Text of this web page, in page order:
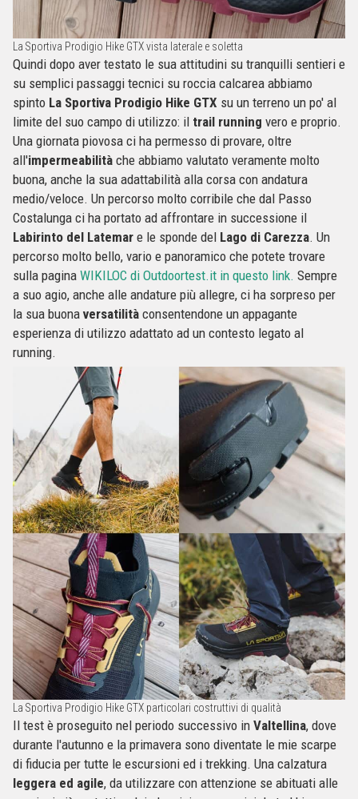
La Sportiva Prodigio Hike GTX vista laterale e soletta
Quindi dopo aver testato le sua attitudini su tranquilli sentieri e
su semplici passaggi tecnici su roccia calcarea abbiamo
spinto La Sportiva Prodigio Hike GTX su un terreno un po' al
limite del suo campo di utilizzo: il trail running vero e proprio.
Una giornata piovosa ci ha permesso di provare, oltre
all'impermeabilità che abbiamo valutato veramente molto
buona, anche la sua adattabilità alla corsa con andatura
medio/veloce. Un percorso molto corribile che dal Passo
Costalunga ci ha portato ad affrontare in successione il
Labirinto del Latemar e le sponde del Lago di Carezza. Un
percorso molto bello, vario e panoramico che potete trovare
sulla pagina WIKILOC di Outdoortest.it in questo link. Sempre
a suo agio, anche alle andature più allegre, ci ha sorpreso per
la sua buona versatilità consentendone un appagante
esperienza di utilizzo adattato ad un contesto legato al
running.
La Sportiva Prodigio Hike GTX particolari costruttivi di qualità
Il test è proseguito nel periodo successivo in Valtellina, dove
durante l'autunno e la primavera sono diventate le mie scarpe
di fiducia per tutte le escursioni ed i trekking. Una calzatura
leggera ed agile, da utilizzare con attenzione se abituati alle